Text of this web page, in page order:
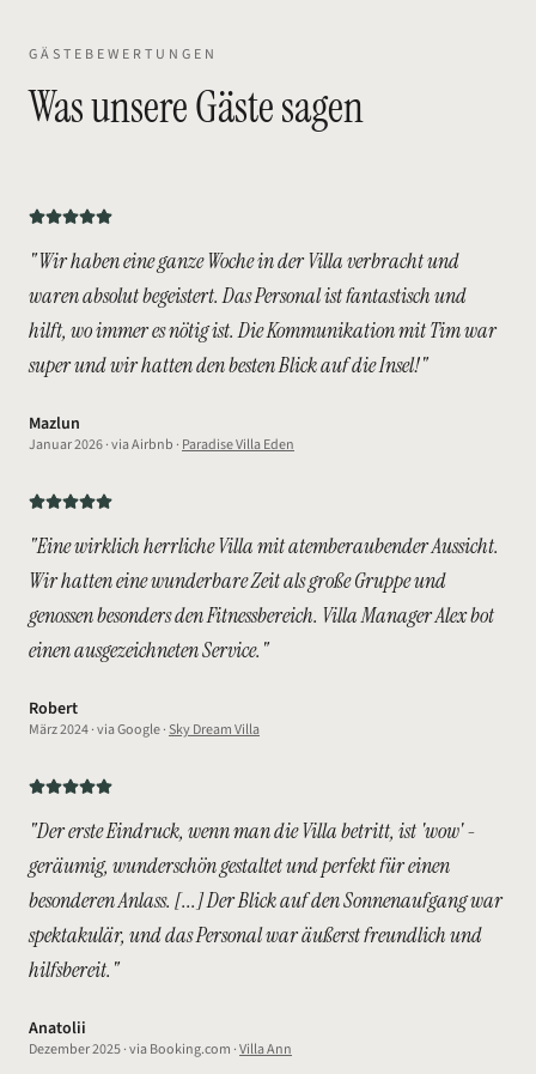
GÄSTEBEWERTUNGEN
Was unsere Gäste sagen
"Wir haben eine ganze Woche in der Villa verbracht und
waren absolut begeistert. Das Personal ist fantastisch und
hilft, wo immer es nötig ist. Die Kommunikation mit Tim war
super und wir hatten den besten Blick auf die Insel!"
Mazlun
Januar 2026· viaAirbnb · Paradise Villa Eden
"Eine wirklich herrliche Villa mit atemberaubender Aussicht.
Wir hatten eine wunderbare Zeit als große Gruppe und
genossen besonders den Fitnessbereich. Villa Manager Alex bot
einen ausgezeichneten Service. "
Robert
März 2024· viaGoogle· Sky Dream Villa
"Der erste Eindruck, wenn man die Villa betritt, ist 'wow' -
geräumig, wunderschön gestaltet und perfekt für einen
besonderen Anlass. [...] Der Blick auf den Sonnenaufgang war
spektakulär, und das Personal war äußerst freundlich und
hilfsbereit. "
Anatolii
Dezember 2025· viaBooking.com ·Villa Ann